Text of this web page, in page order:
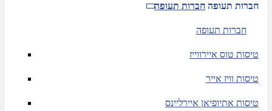
חברות תעופה חברות תעופה
חברות תעופה
טיסות טוס איירווייז
טיסות וויז אייר
טיסות אתיופיאן איירליינס